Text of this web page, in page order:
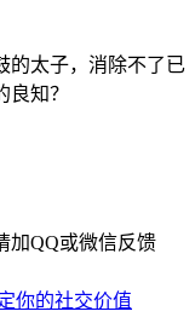
的太子，消除不了已
知？
加QQ或微信反馈
你的社交价值